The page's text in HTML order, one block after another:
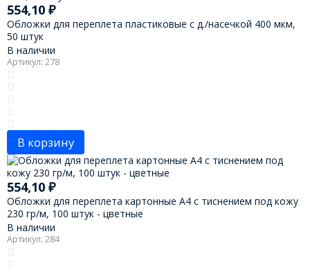
554,10 ₽
Обложки для переплета пластиковые с д./насечкой 400 мкм,
50 штук
В наличии
Артикул: 278
В корзину
554,10 ₽
Обложки для переплета картонные А4 с тиснением под кожу
230 гр/м, 100 штук - цветные
В наличии
Артикул: 284